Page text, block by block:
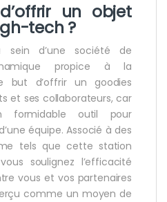
un objet
tech ?
d’une société de
propice à la
but d’offrir un goodies
et ses collaborateurs, car
formidable outil pour
équipe. Associé à des
tels que cette station
soulignez l’efficacité
vous et vos partenaires
comme un moyen de